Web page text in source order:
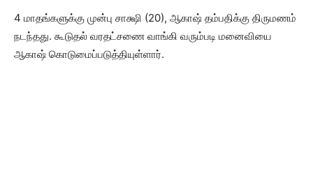
4 மாதங்களுக்கு முன்பு சாக்ஷி (20), ஆகாஷ் தம்பதிக்கு திருமணம்
நடந்தது. கூடுதல் வரதட்சணை வாங்கி வரும்படி மனைவியை
ஆகாஷ் கொடுமைப்படுத்தியுள்ளார்.